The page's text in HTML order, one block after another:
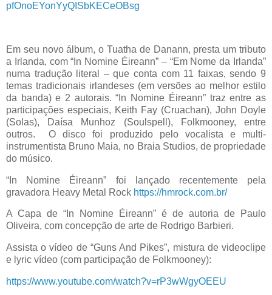
pfOnoEYonYyQISbKECeOBsg
Em seu novo álbum, o Tuatha de Danann, presta um tributo
a Irlanda, com “In Nomine Éireann” – “Em Nome da Irlanda”
numa tradução literal – que conta com 11 faixas, sendo 9
temas tradicionais irlandeses (em versões ao melhor estilo
da banda) e 2 autorais. “In Nomine Éireann” traz entre as
participações especiais, Keith Fay (Cruachan), John Doyle
(Solas), Daísa Munhoz (Soulspell), Folkmooney, entre
outros. O disco foi produzido pelo vocalista e multi-
instrumentista Bruno Maia, no Braia Studios, de propriedade
do músico.
“In Nomine Éireann” foi lançado recentemente pela
gravadora Heavy Metal Rock https://hmrock.com.br/
A Capa de “In Nomine Éireann” é de autoria de Paulo
Oliveira, com concepção de arte de Rodrigo Barbieri.
Assista o vídeo de “Guns And Pikes”, mistura de videoclipe
e lyric vídeo (com participação de Folkmooney):
https://www.youtube.com/watch?v=rP3wWgyOEEU